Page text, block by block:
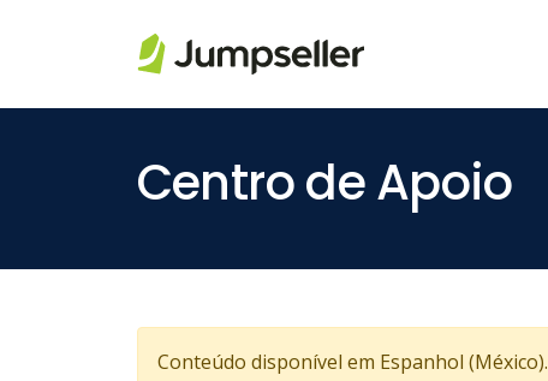
Pular para o conteúdo principal
Centro de Apoio
Conteúdo disponível em Espanhol (México).